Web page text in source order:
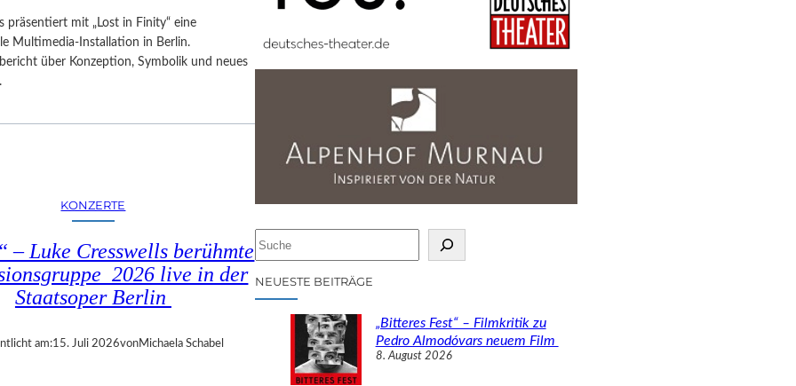
präsentiert mit „Lost in Finity“ eine
Multimedia-Installation in Berlin.
über Konzeption, Symbolik und neues
KONZERTE
– Luke Cresswells berühmte
2026 live in der
Staatsoper Berlin
am:15. Juli 2026vonMichaela Schabel
S
u
c
h
NEUESTE BEITRÄGE
„Bitteres Fest“ – Filmkritik zu
Pedro Almodóvars neuem Film
8. August 2026